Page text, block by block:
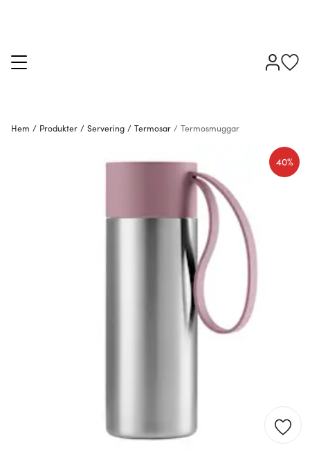
Hem / Produkter / Servering / Termosar / Termosmuggar
40%